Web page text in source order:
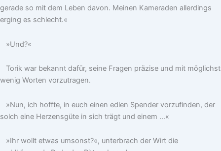
gerade so mit dem Leben davon. Meinen Kameraden allerdings
erging es schlecht.«
»Und?«
Torik war bekannt dafür, seine Fragen präzise und mit möglichst
wenig Worten vorzutragen.
»Nun, ich hoffte, in euch einen edlen Spender vorzufinden, der
solch eine Herzensgüte in sich trägt und einem …«
»Ihr wollt etwas umsonst?«, unterbrach der Wirt die